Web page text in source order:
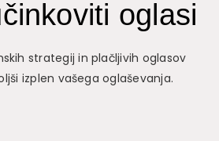
oglasi
strategij in plačljivih oglasov
izplen vašega oglaševanja.